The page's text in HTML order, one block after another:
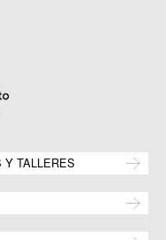
Y TALLERES